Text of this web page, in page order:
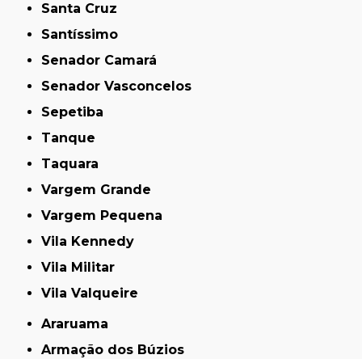
Santa Cruz
Santíssimo
Senador Camará
Senador Vasconcelos
Sepetiba
Tanque
Taquara
Vargem Grande
Vargem Pequena
Vila Kennedy
Vila Militar
Vila Valqueire
Araruama
Armação dos Búzios